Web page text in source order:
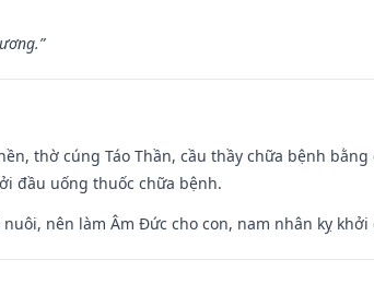
thờ cúng Táo Thần, cầu thầy chữa bệnh
đầu uống thuốc chữa bệnh.
nên làm Âm Đức cho con, nam nhân kỵ